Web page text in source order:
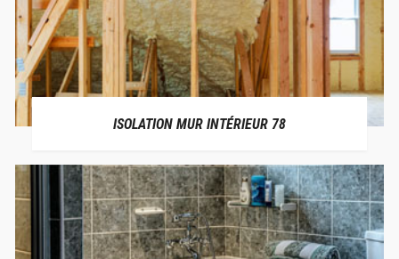
ISOLATION MUR INTÉRIEUR 78